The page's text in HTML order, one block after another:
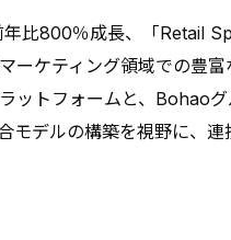
比800％成長、「Retail
ーケティング領域での豊富
ットフォームと、Bohao
デルの構築を視野に、連